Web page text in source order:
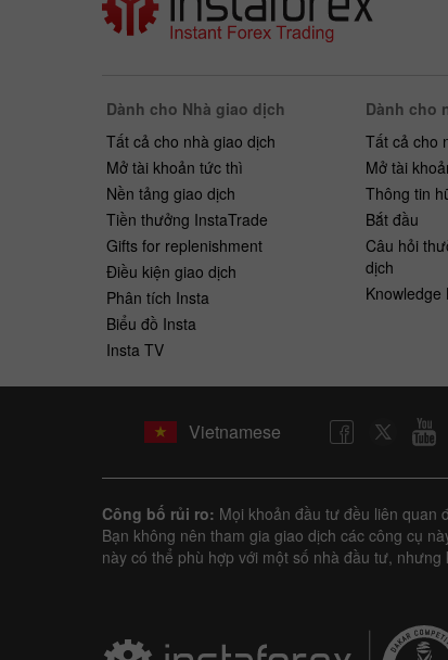
Dành cho Nhà giao dịch
Tất cả cho nhà giao dịch
Mở tài khoản tức thì
Nền tảng giao dịch
Tiền thưởng InstaTrade
Gifts for replenishment
Điều kiện giao dịch
Phân tích Insta
Biểu đồ Insta
Insta TV
Dành cho
Tất cả cho
Mở tài
Thông tin
Bắt ​​đầu
Câu hỏi
dịch
Knowledge
Vietnamese
Công bố rủi ro: Mọi khoản đầu tư đều liên quan
Bạn không nên tham gia giao dịch các công cụ
này có thể phù hợp với một số nhà đầu tư,